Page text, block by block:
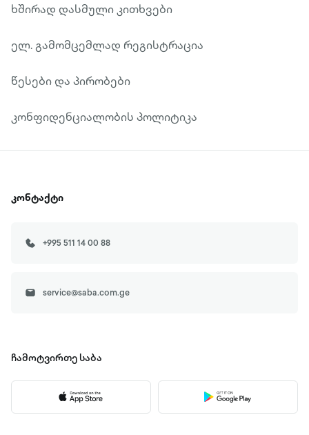
ხშირად დასმული კითხვები
ელ. გამომცემლად რეგისტრაცია
წესები და პირობები
კონფიდენციალობის პოლიტიკა
კონტაქტი
+995 511 14 00 88
service@saba.com.ge
ჩამოტვირთე საბა